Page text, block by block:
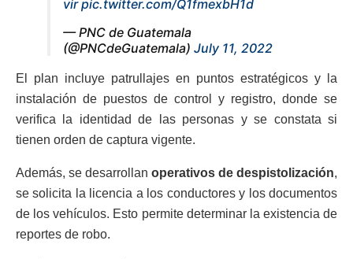
vir pic.twitter.com/Q1fmexbH1d
— PNC de Guatemala
(@PNCdeGuatemala) July 11, 2022
El plan incluye patrullajes en puntos estratégicos y la
instalación de puestos de control y registro, donde se
verifica la identidad de las personas y se constata si
tienen orden de captura vigente.
Además, se desarrollan operativos de despistolización,
se solicita la licencia a los conductores y los documentos
de los vehículos. Esto permite determinar la existencia de
reportes de robo.